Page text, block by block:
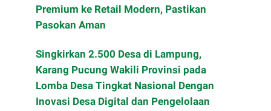
Premium ke Retail Modern, Pastikan
Pasokan Aman
Singkirkan 2.500 Desa di Lampung,
Karang Pucung Wakili Provinsi pada
Lomba Desa Tingkat Nasional Dengan
Inovasi Desa Digital dan Pengelolaan